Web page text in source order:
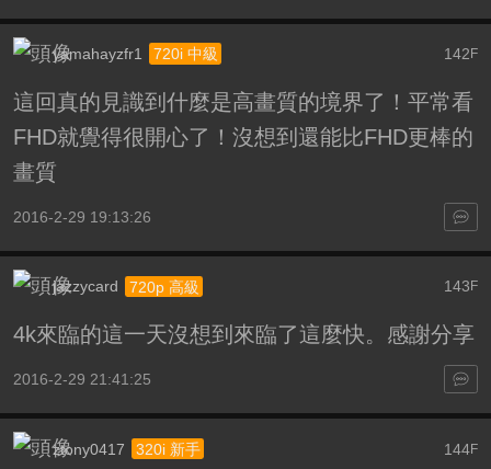
142 F
yamahayzfr1 720i 中級
這回真的見識到什麼是高畫質的境界了！平常看
FHD就覺得很開心了！沒想到還能比FHD更棒的
畫質
2016-2-29 19:13:26
143 F
jazzycard 720p 高級
4k來臨的這一天沒想到來臨了這麼快。感謝分享
2016-2-29 21:41:25
144F
ztony0417 320i 新手